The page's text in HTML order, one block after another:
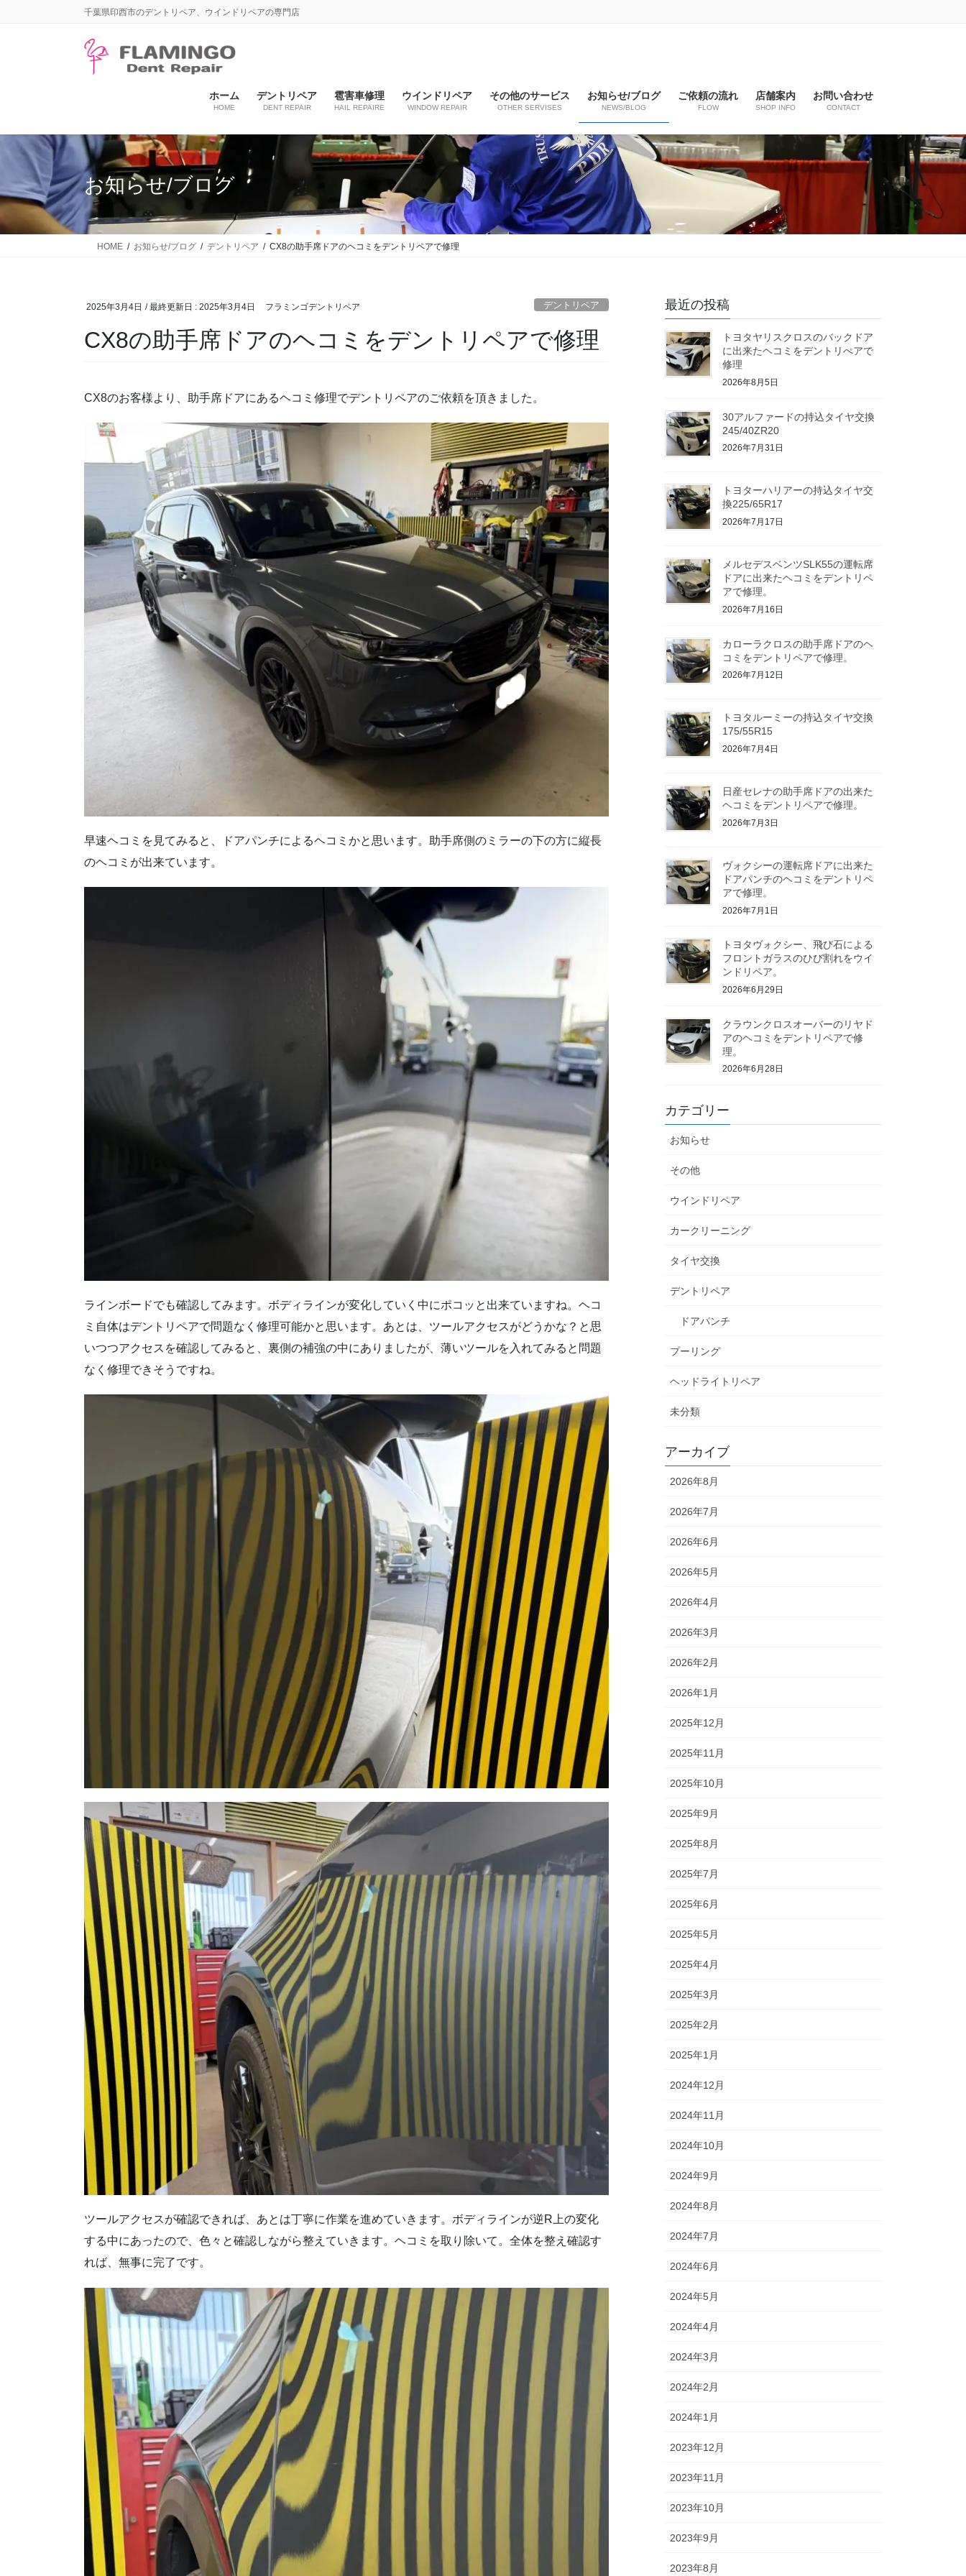
千葉県印西市のデントリペア、ウインドリペアの専門店
ホーム
HOME
デントリペア
DENT REPAIR
雹害車修理
HAIL REPAIRE
ウインドリペア
WINDOW REPAIR
その他のサービス
OTHER SERVISES
お知らせ/ブログ
NEWS/BLOG
ご依頼の流れ
FLOW
店舗案内
SHOP INFO
お問い合わせ
CONTACT
お知らせ/ブログ
HOME お知らせ/ブログ デントリペア CX8の助手席ドアのヘコミをデントリペアで修理
2025年3月4日 / 最終更新日 : 2025年3月4日 フラミンゴデントリペア デントリペア
CX8の助手席ドアのヘコミをデントリペアで修理
CX8のお客様より、助手席ドアにあるヘコミ修理でデントリペアのご依頼を頂きました。
早速ヘコミを見てみると、ドアパンチによるヘコミかと思います。助手席側のミラーの下の方に縦長
のヘコミが出来ています。
ラインボードでも確認してみます。ボディラインが変化していく中にポコッと出来ていますね。ヘコ
ミ自体はデントリペアで問題なく修理可能かと思います。あとは、ツールアクセスがどうかな？と思
いつつアクセスを確認してみると、裏側の補強の中にありましたが、薄いツールを入れてみると問題
なく修理できそうですね。
ツールアクセスが確認できれば、あとは丁寧に作業を進めていきます。ボディラインが逆R上の変化
する中にあったので、色々と確認しながら整えていきます。ヘコミを取り除いて。全体を整え確認す
れば、無事に完了です。
最近の投稿
トヨタヤリスクロスのバックドア
に出来たヘコミをデントリぺアで
修理
2026年8月5日
30アルファードの持込タイヤ交換
245/40ZR20
2026年7月31日
トヨターハリアーの持込タイヤ交
換225/65R17
2026年7月17日
メルセデスベンツSLK55の運転席
ドアに出来たヘコミをデントリペ
アで修理。
2026年7月16日
カローラクロスの助手席ドアのヘ
コミをデントリペアで修理。
2026年7月12日
トヨタルーミーの持込タイヤ交換
175/55R15
2026年7月4日
日産セレナの助手席ドアの出来た
ヘコミをデントリペアで修理。
2026年7月3日
ヴォクシーの運転席ドアに出来た
ドアパンチのヘコミをデントリペ
アで修理。
2026年7月1日
トヨタヴォクシー、飛び石による
フロントガラスのひび割れをウイ
ンドリペア。
2026年6月29日
クラウンクロスオーバーのリヤド
アのヘコミをデントリペアで修
理。
2026年6月28日
カテゴリー
お知らせ
その他
ウインドリペア
カークリーニング
タイヤ交換
デントリペア
ドアパンチ
プーリング
ヘッドライトリペア
未分類
アーカイブ
2026年8月
2026年7月
2026年6月
2026年5月
2026年4月
2026年3月
2026年2月
2026年1月
2025年12月
2025年11月
2025年10月
2025年9月
2025年8月
2025年7月
2025年6月
2025年5月
2025年4月
2025年3月
2025年2月
2025年1月
2024年12月
2024年11月
2024年10月
2024年9月
2024年8月
2024年7月
2024年6月
2024年5月
2024年4月
2024年3月
2024年2月
2024年1月
2023年12月
2023年11月
2023年10月
2023年9月
2023年8月